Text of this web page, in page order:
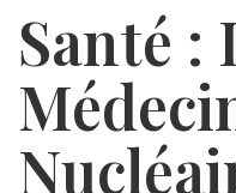
Santé :